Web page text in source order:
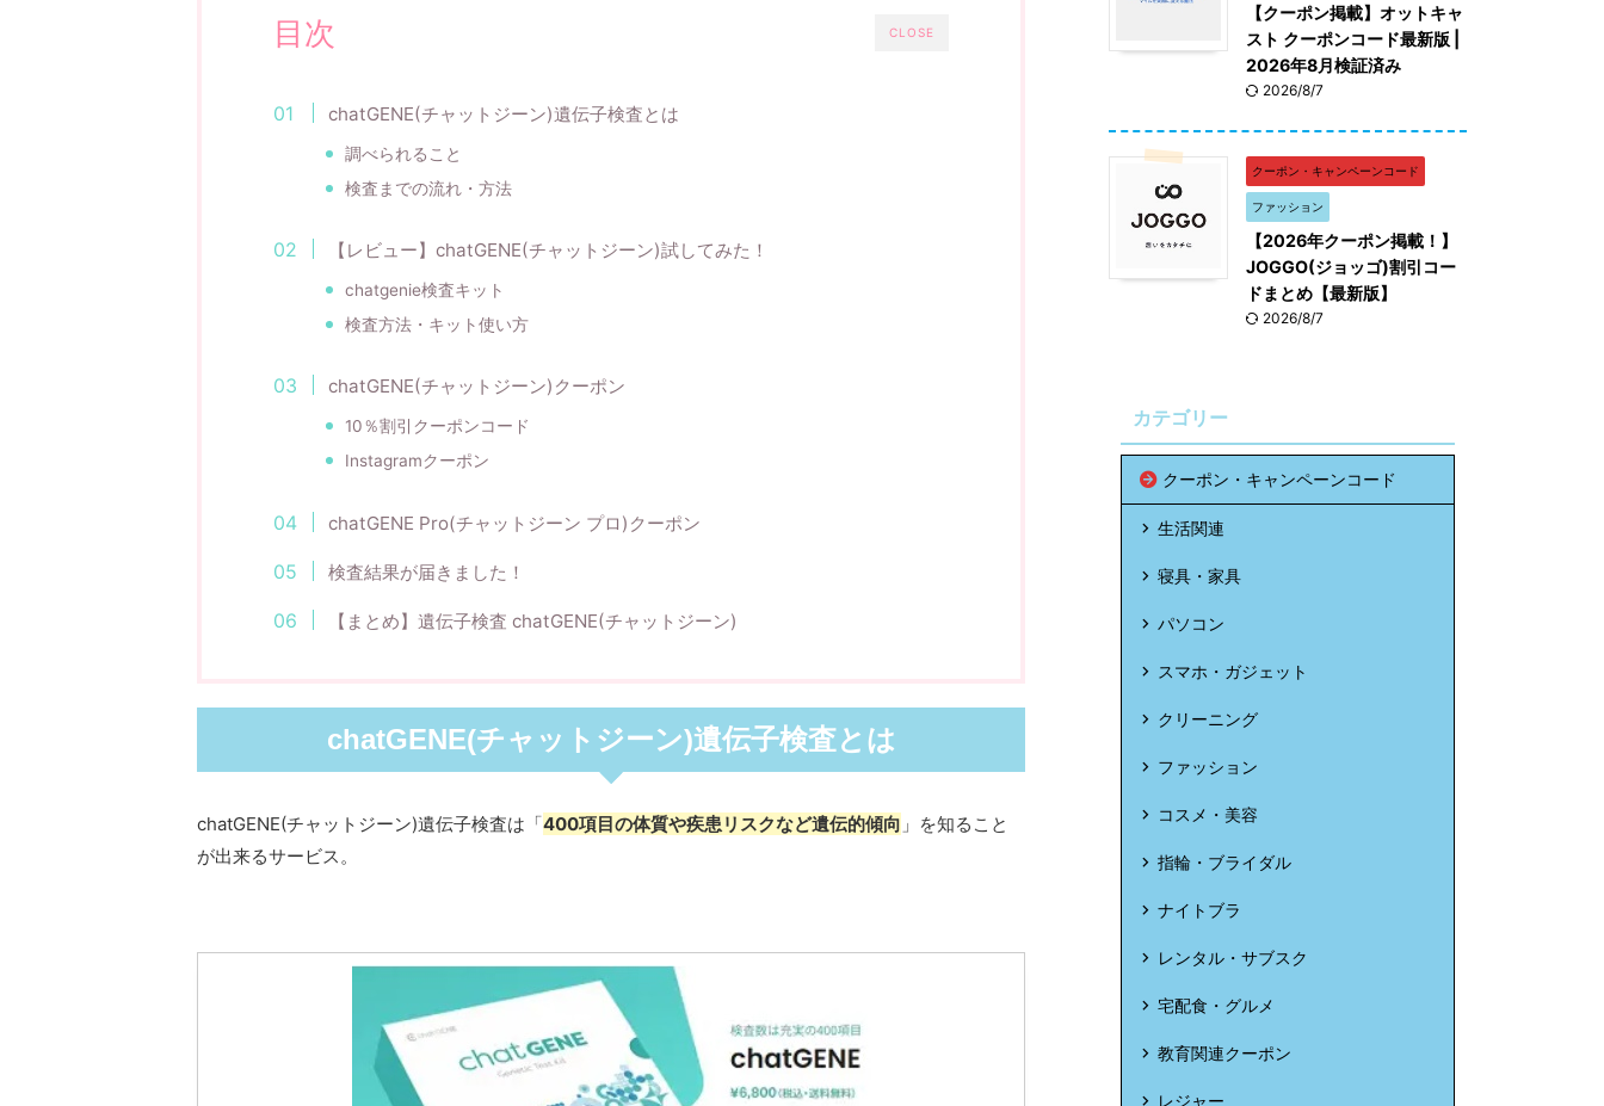
CLOSE
目次
chatGENE(チャットジーン)遺伝子検査とは
調べられること
検査までの流れ・方法
【レビュー】chatGENE(チャットジーン)試してみた！
chatgenie検査キット
検査方法・キット使い方
chatGENE(チャットジーン)クーポン
10％割引クーポンコード
Instagramクーポン
chatGENE Pro(チャットジーン プロ)クーポン
検査結果が届きました！
【まとめ】遺伝子検査 chatGENE(チャットジーン)
chatGENE(チャットジーン)遺伝子検査とは
chatGENE(チャットジーン)遺伝子検査は「400項目の体質や疾患リスクなど遺伝的傾向 」を知ること
が出来るサービス。
【クーポン掲載】オットキャ
スト クーポンコード最新版 |
2026年8月検証済み
2026/8/7
クーポン・キャンペーンコード
ファッション
【2026年クーポン掲載！】
JOGGO(ジョッゴ)割引コー
ドまとめ【最新版】
2026/8/7
カテゴリー
クーポン・キャンペーンコード
生活関連
寝具・家具
パソコン
スマホ・ガジェット
クリーニング
ファッション
コスメ・美容
指輪・ブライダル
ナイトブラ
レンタル・サブスク
宅配食・グルメ
教育関連クーポン
レジャー